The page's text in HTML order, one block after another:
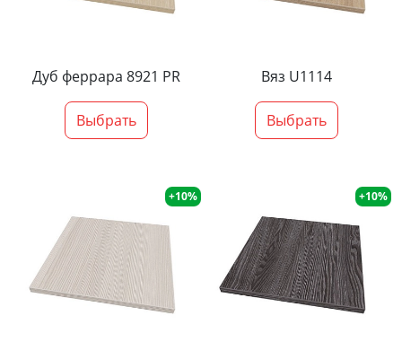
Дуб феррара 8921 PR
Выбрать
Вяз U1114
Выбрать
+10% +10%